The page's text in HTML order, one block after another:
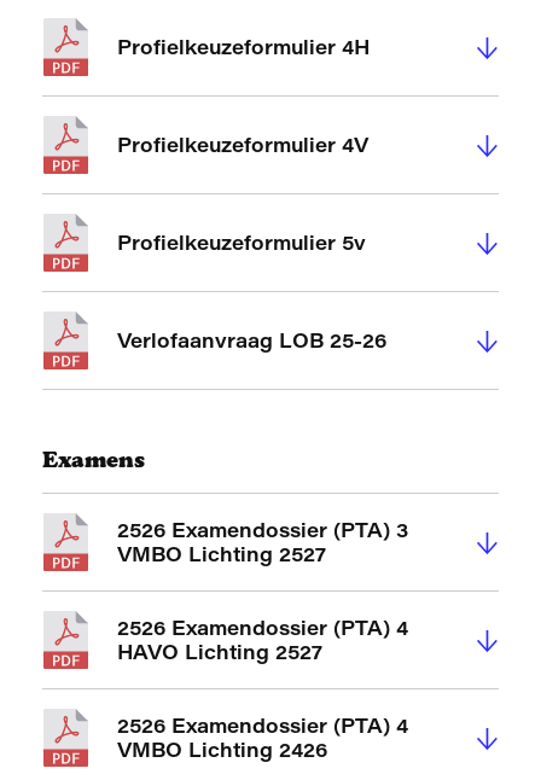
Profielkeuzeformulier 4H ↓
Profielkeuzeformulier 4V ↓
Profielkeuzeformulier 5v ↓
Verlofaanvraag LOB 25-26 ↓
Examens
2526 Examendossier (PTA) 3
VMBO Lichting 2527
↓
2526 Examendossier (PTA) 4
HAVO Lichting 2527
↓
2526 Examendossier (PTA) 4
VMBO Lichting 2426
↓